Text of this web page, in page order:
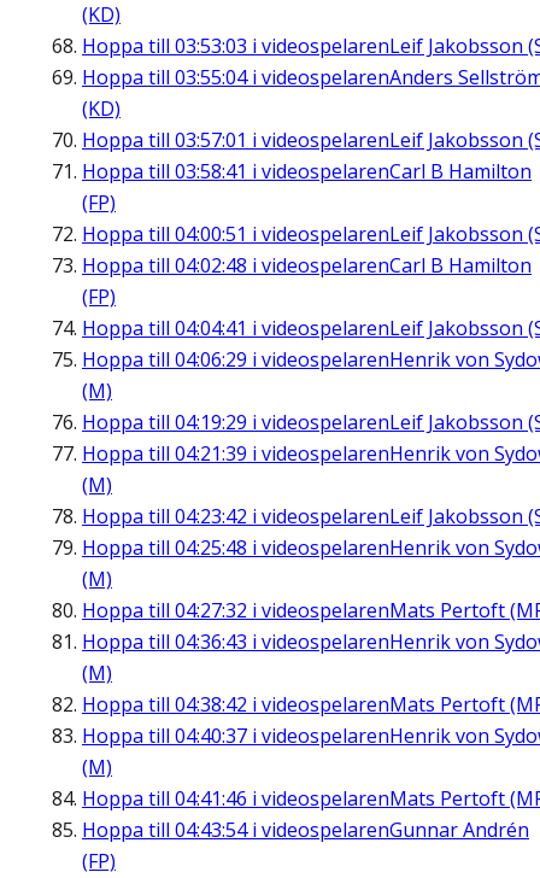
(KD)
Hoppa till 03:53:03 i videospelarenLeif Jakobsson
Hoppa till 03:55:04i videospelarenAnders
(KD)
Hoppa till 03:57:01 i videospelarenLeif Jakobsson
Hoppa till 03:58:41 i videospelarenCarl B Hamilton
(FP)
Hoppa till 04:00:51 i videospelarenLeif Jakobsson
Hoppa till 04:02:48 i videospelarenCarl B Hamilton
(FP)
Hoppa till 04:04:41 i videospelarenLeif Jakobsson
Hoppa till 04:06:29 i videospelarenHenrik von
(M)
Hoppa till 04:19:29 i videospelarenLeif Jakobsson
Hoppa till 04:21:39 i videospelarenHenrik von
(M)
Hoppa till 04:23:42 i videospelarenLeif Jakobsson
Hoppa till 04:25:48 i videospelarenHenrik von
(M)
Hoppa till 04:27:32 i videospelarenMats Pertoft
Hoppa till 04:36:43 i videospelarenHenrik von
(M)
Hoppa till 04:38:42 i videospelarenMats Pertoft
Hoppa till 04:40:37 i videospelarenHenrik von
(M)
Hoppa till 04:41:46 i videospelarenMats Pertoft
Hoppa till 04:43:54i videospelarenGunnar Andrén
(FP)